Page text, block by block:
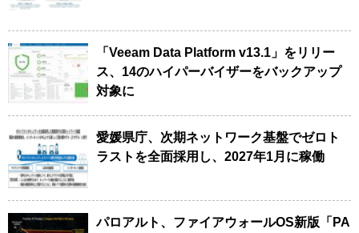
「Veeam Data Platform v13.1」をリリー
ス、14のハイパーバイザーをバックアップ
対象に
愛媛県庁、次期ネットワーク基盤でゼロト
ラストを全面採用し、2027年1月に稼働
パロアルト、ファイアウォールOS新版「PA